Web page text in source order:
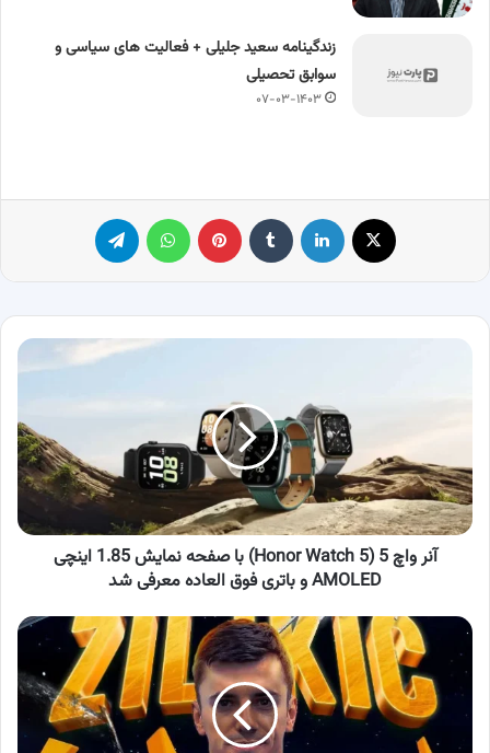
زندگینامه سعید جلیلی + فعالیت های سیاسی و
سوابق تحصیلی
۰۷-۰۳-۱۴۰۳
لینکدین ‫تامبلر پینترست
5)
با
صفحه
نمایش
و
فوق
العاده
معرفی
آنر واچ 5 (Honor Watch 5) با صفحه نمایش 1.85 اینچی
AMOLED و باتری فوق العاده معرفی شد
پیوستن
یک
بازیکن
خارجی
(آلمدین
زیلیکیچ)